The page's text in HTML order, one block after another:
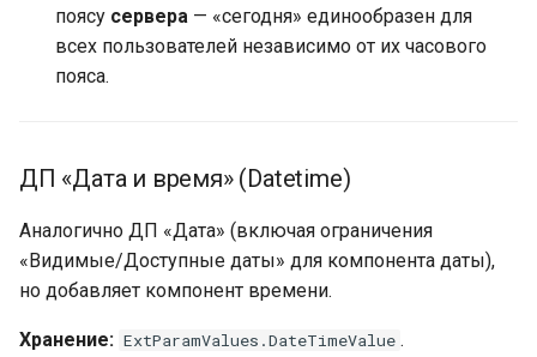
поясу сервера — «сегодня» единообразен для
всех пользователей независимо от их часового
пояса.
ДП «Дата и время» (Datetime)
Аналогично ДП «Дата» (включая ограничения
«Видимые/Доступные даты» для компонента даты),
но добавляет компонент времени.
Хранение: ExtParamValues.DateTimeValue .